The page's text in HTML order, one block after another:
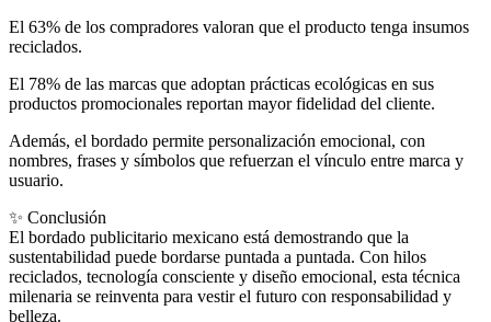
El 63% de los compradores valoran que el producto tenga insumos
reciclados.
El 78% de las marcas que adoptan prácticas ecológicas en sus
productos promocionales reportan mayor fidelidad del cliente.
Además, el bordado permite personalización emocional, con
nombres, frases y símbolos que refuerzan el vínculo entre marca y
usuario.
✨ Conclusión
El bordado publicitario mexicano está demostrando que la
sustentabilidad puede bordarse puntada a puntada. Con hilos
reciclados, tecnología consciente y diseño emocional, esta técnica
milenaria se reinventa para vestir el futuro con responsabilidad y
belleza.